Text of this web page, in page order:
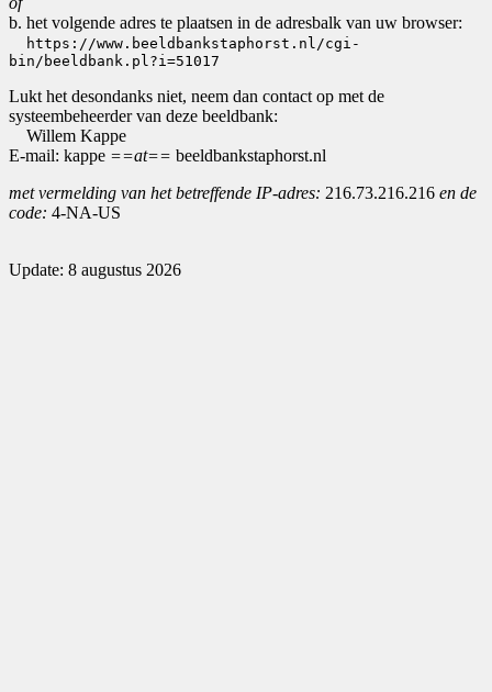
b. het volgende adres te plaatsen in de adresbalk van uw browser:
https://www.beeldbankstaphorst.nl/cgi-
bin/beeldbank.pl?i=51017
Lukt het desondanks niet, neem dan contact op met de
systeembeheerder van deze beeldbank:
Willem Kappe
E-mail: kappe ==at== beeldbankstaphorst.nl
met vermelding van het betreffende IP-adres: 216.73.216.216 en de
code: 4-NA-US
Update: 8 augustus 2026